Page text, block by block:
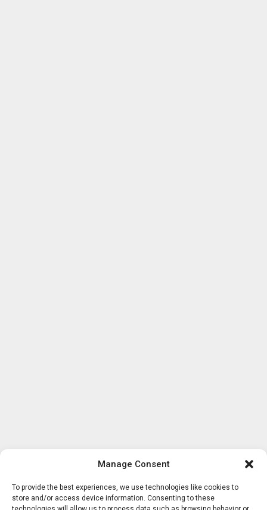
Manage Consent
To provide the best experiences, we use technologies like cookies to
store and/or access device information. Consenting to these